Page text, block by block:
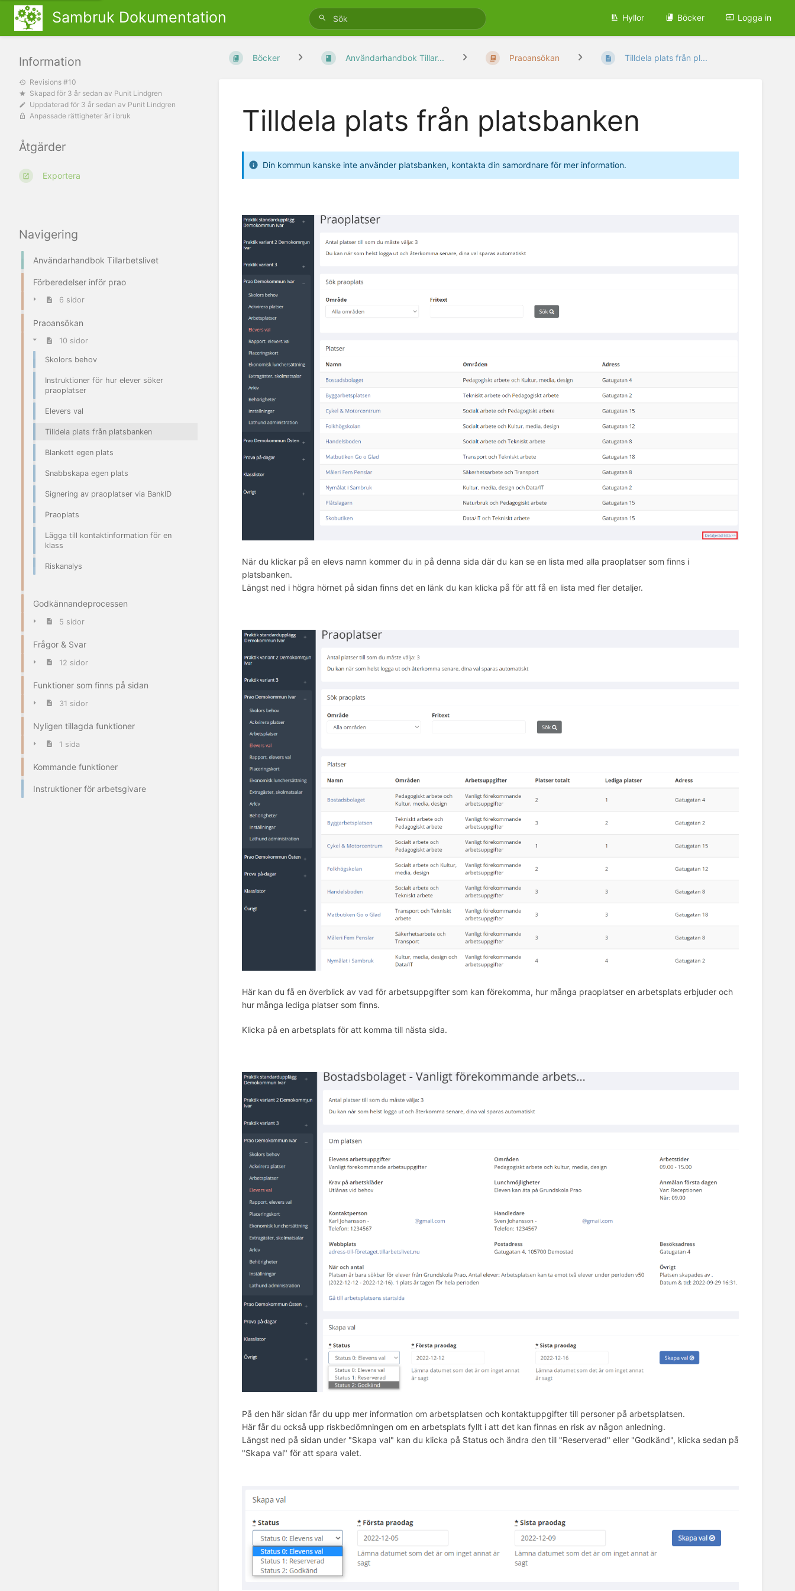
Sambruk Dokumentation Hyllor Böcker Logga in
Navigering
Användarhandbok Tillarbetslivet
Förberedelser inför prao
6 sidor
Praoansökan
10 sidor
Skolors behov
Instruktioner för hur elever söker
praoplatser
Elevers val
Tilldela plats från platsbanken
Blankett egen plats
Snabbskapa egen plats
Signering av praoplatser via BankID
Praoplats
Lägga till kontaktinformation för en
klass
Riskanalys
Godkännandeprocessen
5 sidor
Frågor & Svar
12 sidor
Funktioner som finns på sidan
31 sidor
Nyligen tillagda funktioner
1 sida
Kommande funktioner
Instruktioner för arbetsgivare
Böcker Användarhandbok Tillar... Praoansökan Tilldela plats från pl...
Tilldela plats från platsbanken
Din kommun kanske inte använder platsbanken, kontakta din samordnare för mer information.
När du klickar på en elevs namn kommer du in på denna sida där du kan se en lista med alla praoplatser som finns i
platsbanken.
Längst ned i högra hörnet på sidan finns det en länk du kan klicka på för att få en lista med fler detaljer.
Här kan du få en överblick av vad för arbetsuppgifter som kan förekomma, hur många praoplatser en arbetsplats erbjuder och
hur många lediga platser som finns.
Klicka på en arbetsplats för att komma till nästa sida.
På den här sidan får du upp mer information om arbetsplatsen och kontaktuppgifter till personer på arbetsplatsen.
Här får du också upp riskbedömningen om en arbetsplats fyllt i att det kan finnas en risk av någon anledning.
Längst ned på sidan under "Skapa val" kan du klicka på Status och ändra den till "Reserverad" eller "Godkänd", klicka sedan på
"Skapa val" för att spara valet.
Information
Revisions #10
Skapad för 3 år sedan av Punit Lindgren
Uppdaterad för 3 år sedan av Punit Lindgren
Anpassade rättigheter är i bruk
Åtgärder
Exportera